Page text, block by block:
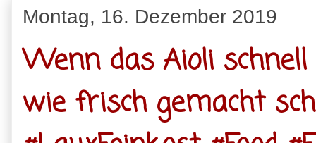
Montag, 16. Dezember 2019
Wenn das Aioli
wie frisch gemacht